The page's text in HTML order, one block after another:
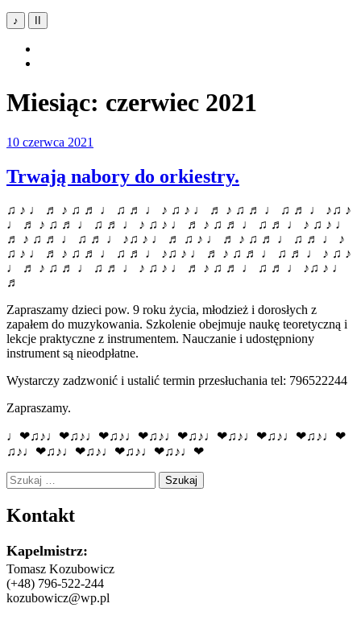
♪
Miesiąc: czerwiec 2021
10 czerwca 2021
Trwają nabory do orkiestry.
♫ ♪ ♩ ♬ ♪ ♫ ♬ ♩ ♫ ♬ ♩ ♪ ♫ ♪ ♩ ♬ ♪ ♫ ♬ ♩ ♫ ♬ ♩ ♪♫ ♪
♩ ♬ ♪ ♫ ♬ ♩ ♫ ♬ ♩ ♪ ♫ ♪ ♩ ♬ ♪ ♫ ♬ ♩ ♫ ♬ ♩ ♪ ♫ ♪ ♩
♬ ♪ ♫ ♬ ♩ ♫ ♬ ♩ ♪♫ ♪ ♩ ♬ ♫ ♪ ♩ ♬ ♪ ♫ ♬ ♩ ♫ ♬ ♩ ♪
♫ ♪ ♩ ♬ ♪ ♫ ♬ ♩ ♫ ♬ ♩ ♪♫ ♪ ♩ ♬ ♪ ♫ ♬ ♩ ♫ ♬ ♩ ♪ ♫ ♪
♩ ♬ ♪ ♫ ♬ ♩ ♫ ♬ ♩ ♪ ♫ ♪ ♩ ♬ ♪ ♫ ♬ ♩ ♫ ♬ ♩ ♪♫ ♪ ♩
♬
Zapraszamy dzieci pow. 9 roku życia, młodzież i dorosłych z
zapałem do muzykowania. Szkolenie obejmuje naukę teoretyczną i
lekcje praktyczne z instrumentem. Nauczanie i udostępniony
instrument są nieodpłatne.
Wystarczy zadzwonić i ustalić termin przesłuchania tel: 796522244
Zapraszamy.
♩❤♫♪♩❤♫♪♩❤♫♪♩❤♫♪♩❤♫♪♩❤♫♪♩❤♫♪♩❤♫♪♩❤
♫♪♩❤♫♪♩❤♫♪♩❤♫♪♩❤♫♪♩❤
Szukaj:
Kontakt
Kapelmistrz:
Tomasz Kozubowicz
(+48) 796-522-244
kozubowicz@wp.pl